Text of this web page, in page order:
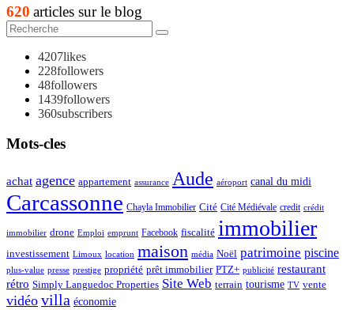
620 articles sur le blog
4207likes
228followers
48followers
1439followers
360subscribers
Mots-cles
achat agence appartement assurance Aude aéroport canal du midi
Carcassonne Chayla Immobilier Cité Cité Médiévale credit crédit
immobilier drone Emploi emprunt Facebook fiscalité immobilier
investissement Limoux location maison média Noël patrimoine piscine
plus-value presse prestige propriété prêt immobilier PTZ+ publicité restaurant
rétro Simply Languedoc Properties Site Web terrain tourisme TV vente
vidéo villa économie